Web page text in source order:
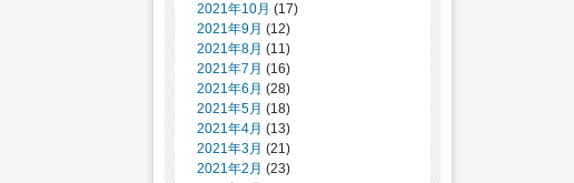
2021年10月 (17)
2021年9月 (12)
2021年8月 (11)
2021年7月 (16)
2021年6月 (28)
2021年5月 (18)
2021年4月 (13)
2021年3月 (21)
2021年2月 (23)